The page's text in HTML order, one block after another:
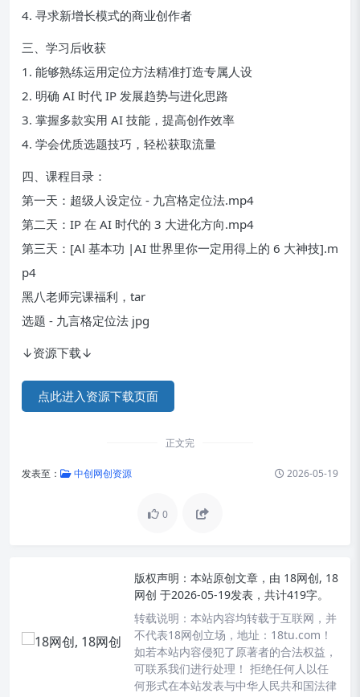
4. 寻求新增长模式的商业创作者
三、学习后收获
1. 能够熟练运用定位方法精准打造专属人设
2. 明确 AI 时代 IP 发展趋势与进化思路
3. 掌握多款实用 AI 技能，提高创作效率
4. 学会优质选题技巧，轻松获取流量
四、课程目录：
第一天：超级人设定位 - 九宫格定位法.mp4
第二天：IP 在 AI 时代的 3 大进化方向.mp4
第三天：[Al 基本功 |AI 世界里你一定用得上的 6 大神技].m
p4
黑八老师完课福利，tar
选题 - 九言格定位法 jpg
↓资源下载↓
点此进入资源下载页面
正文完
发表至： 中创网创资源 2026-05-19
0
版权声明： 本站原创文章，由 18网创, 18
网创 于2026-05-19发表，共计419字。
转载说明： 本站内容均转载于互联网，并
不代表18网创立场，地址：18tu.com！
如若本站内容侵犯了原著者的合法权益，
可联系我们进行处理！ 拒绝任何人以任
何形式在本站发表与中华人民共和国法律